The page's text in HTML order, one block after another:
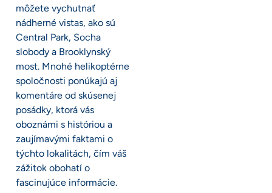
môžete vychutnať
nádherné vistas, ako sú
Central Park, Socha
slobody a Brooklynský
most. Mnohé helikoptérne
spoločnosti ponúkajú aj
komentáre od skúsenej
posádky, ktorá vás
oboznámi s históriou a
zaujímavými faktami o
týchto lokalitách, čím váš
zážitok obohatí o
fascinujúce informácie.